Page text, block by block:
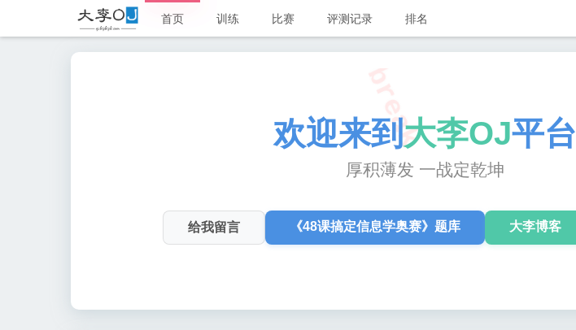
首页 训练 比赛 评测记录 排名
欢迎来到 大李OJ平台
厚积薄发 一战定乾坤
给我留言 《48课搞定信息学奥赛》题库 大李博客
auto
or_eq continue float
break
asm
char8_t